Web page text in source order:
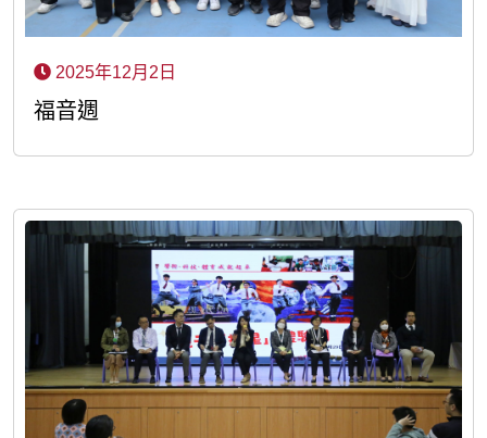
2025年12月2日
福音週